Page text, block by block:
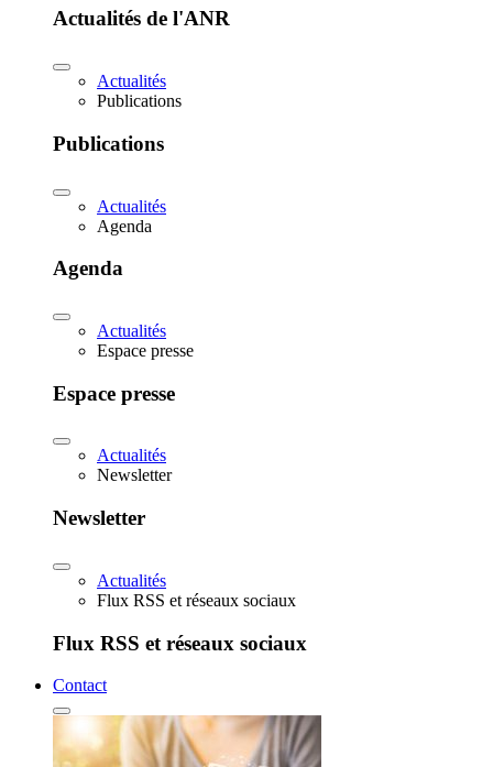
Actualités de l'ANR
Actualités
Publications
Publications
Actualités
Agenda
Agenda
Actualités
Espace presse
Espace presse
Actualités
Newsletter
Newsletter
Actualités
Flux RSS et réseaux sociaux
Flux RSS et réseaux sociaux
Contact